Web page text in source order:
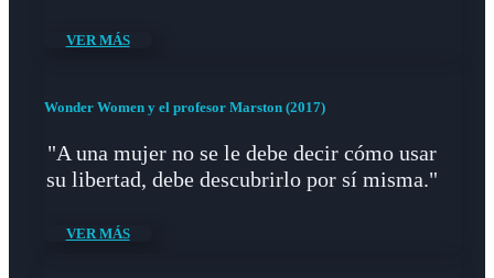
VER MÁS
Wonder Women y el profesor Marston (2017)
"A una mujer no se le debe decir cómo usar
su libertad, debe descubrirlo por sí misma."
VER MÁS